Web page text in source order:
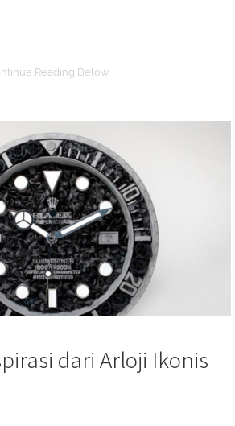
Reading Below
dari Arloji Ikonis